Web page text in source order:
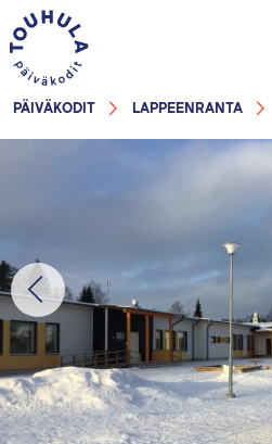
PÄIVÄKODIT LAPPEENRANTA